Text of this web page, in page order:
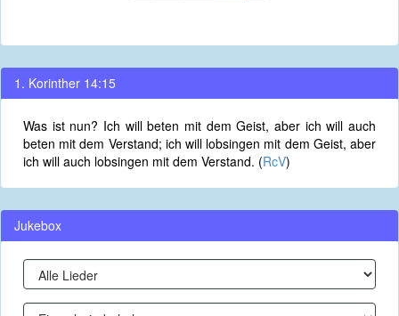
1. Korinther 14:15
Was ist nun? Ich will beten mit dem Geist, aber ich will auch
beten mit dem Verstand; ich will lobsingen mit dem Geist, aber
ich will auch lobsingen mit dem Verstand. (RcV)
Jukebox